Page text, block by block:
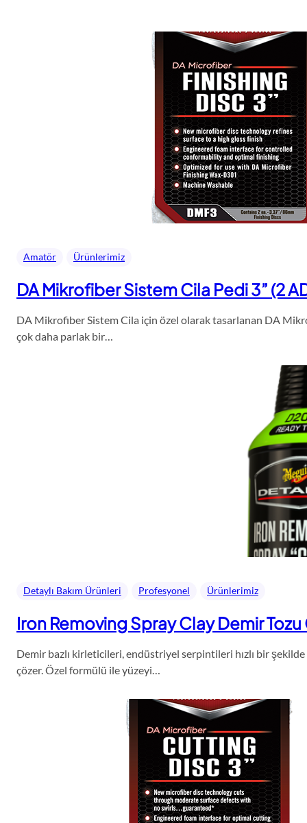
Amatör Ürünlerimiz
DA Mikrofiber Sistem Cila Pedi 3” (2
DA Mikrofiber Sistem Cila için özel olarak tasarlanan DA
çok daha parlak bir…
Detaylı Bakım Ürünleri Profesyonel Ürünlerimiz
Iron Removing Spray Clay Demir
Demir bazlı kirleticileri, endüstriyel serpintileri hızlı bir
çözer. Özel formülü ile yüzeyi…